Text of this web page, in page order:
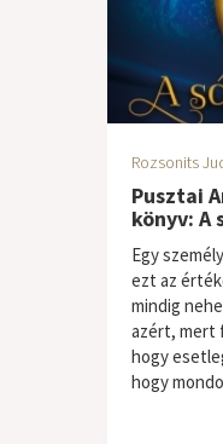
Rozsonits
Pusztai
könyv: A
Egy
ezt az
mindig
azért, mert
hogy
hogy